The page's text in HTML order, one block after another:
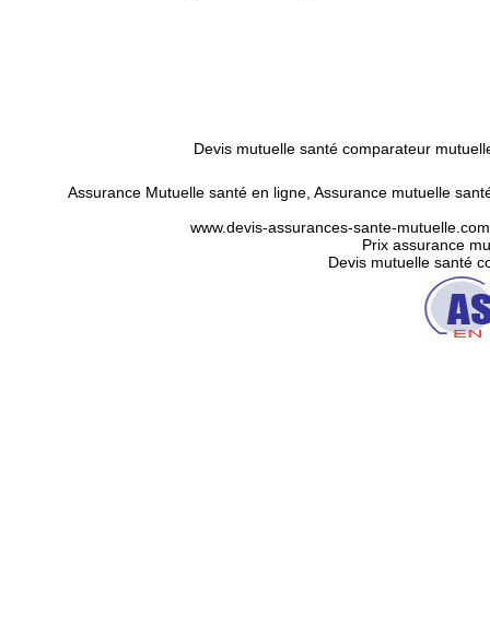
Assurance Mutuelle santé en ligne, Assurance mutuelle
www.devis-assurances-sante-
Prix assurance
Devis mutuelle santé
Devis mutuelle santé comparateur